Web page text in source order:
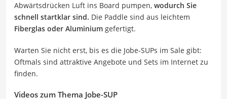
Abwärtsdrücken Luft ins Board pumpen, wodurch Sie
schnell startklar sind. Die Paddle sind aus leichtem
Fiberglas oder Aluminium gefertigt.
Warten Sie nicht erst, bis es die Jobe-SUPs im Sale gibt:
Oftmals sind attraktive Angebote und Sets im Internet zu
finden.
Videos zum Thema Jobe-SUP